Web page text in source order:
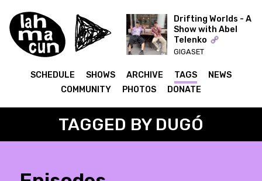
ON AIR
Drifting Worlds - A
Show with Abel
Telenko
GIGASET
SCHEDULE SHOWS ARCHIVE TAGS
NEWS
COMMUNITY
PHOTOS DONATE
TAGGED BY DUGÓ